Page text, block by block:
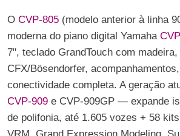
O CVP-805 (modelo anterior à linha
moderna do piano digital Yamaha CVP
7", teclado GrandTouch com
CFX/Bösendorfer,
conectividade completa. A geração
CVP-909 e CVP-909GP — expande
de polifonia, até 1.605 vozes + 58